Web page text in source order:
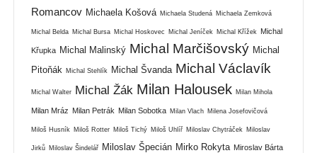
Romancov Michaela Košová Michaela Studená Michaela Zemková
Michal Belda Michal Bursa Michal Hoskovec Michal Jeníček Michal Křížek Michal
Křupka Michal Malinský Michal Marčišovský Michal
Pitoňák
Michal Stehlík Michal Švanda Michal Václavík
Michal Walter Michal Žák Milan Halousek Milan Mihola
Milan Mráz Milan Petrák Milan Sobotka Milan Vlach Milena Josefovičová
Miloš Husník Miloš Rotter Miloš Tichý Miloš Uhlíř Miloslav Chytráček Miloslav
Jirků Miloslav Šindelář Miloslav Špecián Mirko Rokyta Miroslav Bárta